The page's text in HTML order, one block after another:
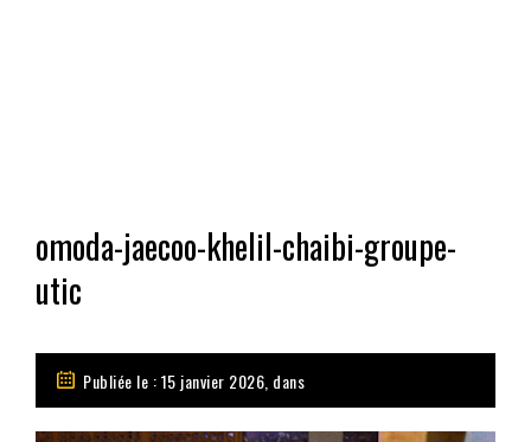
omoda-jaecoo-khelil-chaibi-groupe-
utic
Publiée le : 15 janvier 2026, dans